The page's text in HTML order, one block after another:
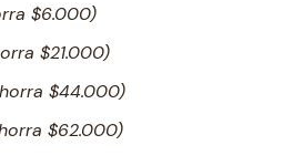
$6.000)
$21.000)
$44.000)
$62.000)